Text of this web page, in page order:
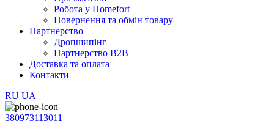
Робота у Homefort
Повернення та обмін товару
Партнерство
Дропшипінг
Партнерство B2B
Доставка та оплата
Контакти
RU UA
380973113011